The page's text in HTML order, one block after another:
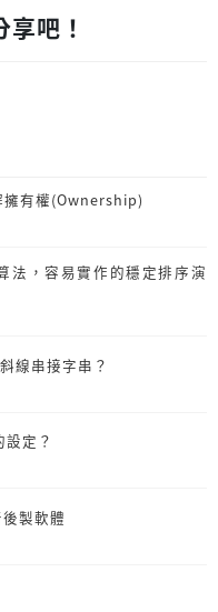
吧！
有權(Ownership)
，容易實作的穩定排序演
線串接字串？
定？
製軟體